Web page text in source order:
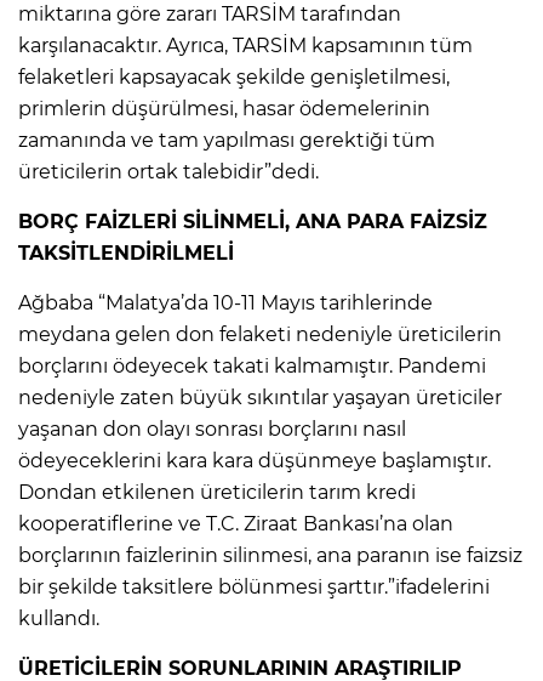
miktarına göre zararı TARSİM tarafından
karşılanacaktır. Ayrıca, TARSİM kapsamının tüm
felaketleri kapsayacak şekilde genişletilmesi,
primlerin düşürülmesi, hasar ödemelerinin
zamanında ve tam yapılması gerektiği tüm
üreticilerin ortak talebidir”dedi.
BORÇ FAİZLERİ SİLİNMELİ, ANA PARA FAİZSİZ
TAKSİTLENDİRİLMELİ
Ağbaba “Malatya’da 10-11 Mayıs tarihlerinde
meydana gelen don felaketi nedeniyle üreticilerin
borçlarını ödeyecek takati kalmamıştır. Pandemi
nedeniyle zaten büyük sıkıntılar yaşayan üreticiler
yaşanan don olayı sonrası borçlarını nasıl
ödeyeceklerini kara kara düşünmeye başlamıştır.
Dondan etkilenen üreticilerin tarım kredi
kooperatiflerine ve T.C. Ziraat Bankası’na olan
borçlarının faizlerinin silinmesi, ana paranın ise faizsiz
bir şekilde taksitlere bölünmesi şarttır.”ifadelerini
kullandı.
ÜRETİCİLERİN SORUNLARININ ARAŞTIRILIP